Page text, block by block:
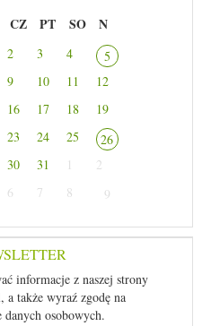
CZ PT SO N
2 3 4
5
9 10 11
12
16 17 18
19
23 24 25
26
30 31 1
2
6 7 8 9
informacje z naszej strony
a także wyraź zgodę na
danych osobowych.